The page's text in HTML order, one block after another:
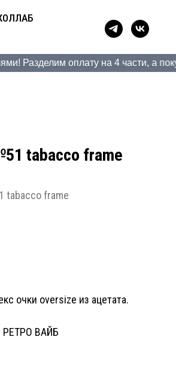
Разделим оплату на 4 части, а
tabacco frame
tabacco frame
очки oversize из ацетата.
ВАЙБ